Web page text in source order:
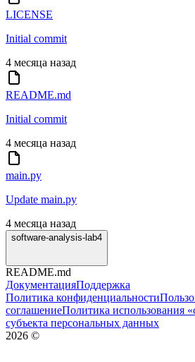
LICENSE
Initial commit
4 месяца назад
README.md
Initial commit
4 месяца назад
main.py
Update main.py
4 месяца назад
software-analysis-lab4
README.md
ДокументацияПоддержка
Политика конфиденциальности
соглашениеПолитика использования
субъекта персональных данных
2026 ©